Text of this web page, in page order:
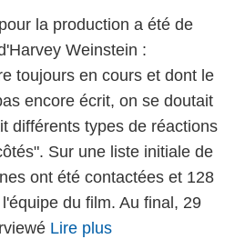
la production a été de
Weinstein :
toujours en cours et dont le
encore écrit, on se doutait
différents types de réactions
Sur une liste initiale de
ont été contactées et 128
du film. Au final, 29
Lire plus